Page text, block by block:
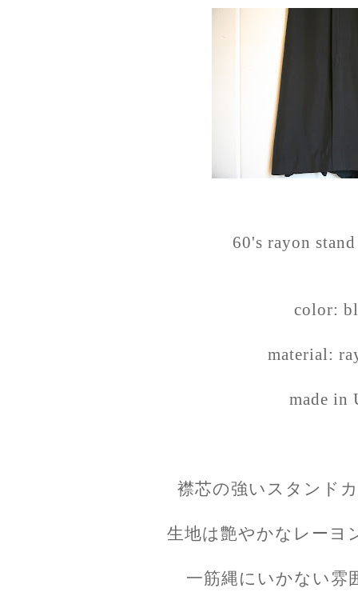
60's rayon
color:
material:
made in
襟芯の強いスタンド
生地は艶やかなレーヨ
一筋縄にいかない雰